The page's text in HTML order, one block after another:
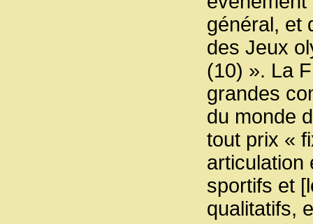
général, et
des Jeux
(10) ». La
grandes
du monde
tout prix «
articulation
sportifs et
qualitatifs,